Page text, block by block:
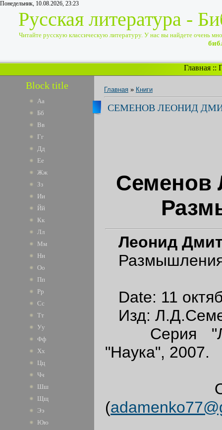
Понедельник, 10.08.2026, 23:23
Русская литература -
Читайте русскую классическую литературу. У нас вы найдете очень
Главная ::
Block title
Аа
Бб
Вв
Гг
Дд
Ее
Жж
Зз
Ии
Йй
Кк
Лл
Мм
Нн
Оо
Пп
Рр
Сс
Тт
Уу
Фф
Хх
Цц
Чч
Шш
Щщ
Ээ
Юю
Главная » Книги
СЕМЕНОВ ЛЕОНИД
Семенов
Леонид
Date: 11
Изд:
Серия
"Наука", 2007.
OCR:
(